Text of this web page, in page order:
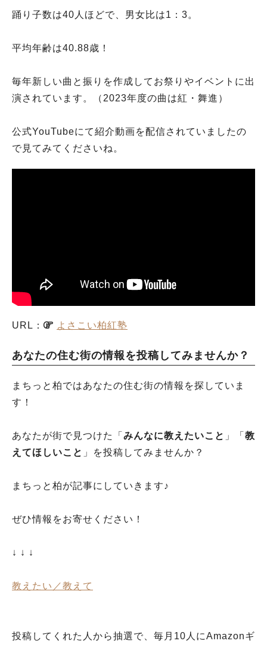
踊り子数は40人ほどで、男女比は1：3。
平均年齢は40.88歳！
毎年新しい曲と振りを作成してお祭りやイベントに出
演されています。（2023年度の曲は紅・舞進）
公式YouTubeにて紹介動画を配信されていましたの
で見てみてくださいね。
URL： よさこい柏紅塾
あなたの住む街の情報を投稿してみませんか？
まちっと柏ではあなたの住む街の情報を探していま
す！
あなたが街で見つけた「 みんなに教えたいこと 」「 教
えてほしいこと 」を投稿してみませんか？
まちっと柏が記事にしていきます♪
ぜひ情報をお寄せください！
↓ ↓ ↓
教えたい／教えて
投稿してくれた人から抽選で、毎月10人にAmazonギ